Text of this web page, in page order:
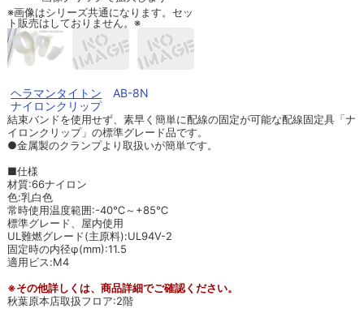
※画像はシリーズ共通になります。セッ
ト販売はしておりません。※
ヘラマンタイトン AB-8N
ナイロンクリップ
結束バンドを使用せず、素早く簡単に配線の固定が可能な配線固定具「ナ
イロンクリップ」の標準グレード品です。
●金属製のクランプより取扱いが簡単です。
■仕様
材質:66ナイロン
色:乳白色
常時使用温度範囲:-40℃～+85℃
標準グレード、屋内使用
UL難燃グレード(主原料):UL94V-2
固定時の内径φ(mm):11.5
適用ビス:M4
※その他詳しくは、商品詳細でご確認ください。
秋葉原本店取扱フロア:2階